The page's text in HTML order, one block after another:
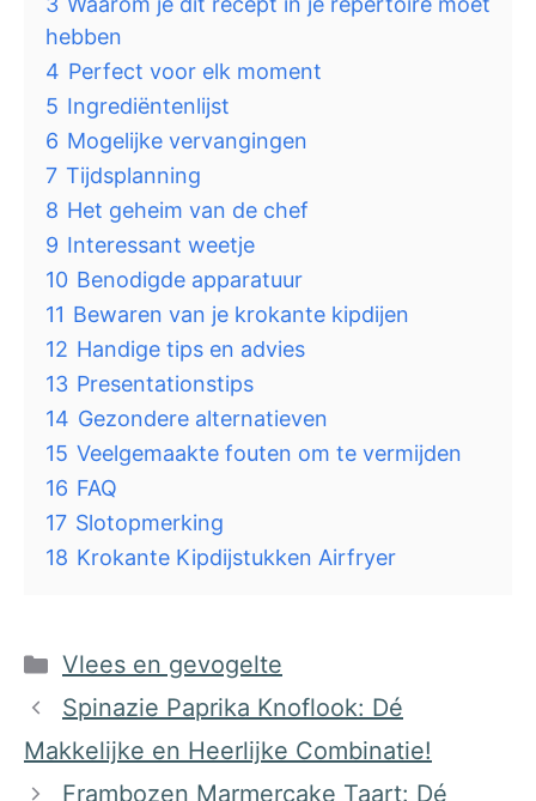
hebben
4 Perfect voor elk moment
5 Ingrediëntenlijst
6 Mogelijke vervangingen
7 Tijdsplanning
8 Het geheim van de chef
9 Interessant weetje
10 Benodigde apparatuur
11 Bewaren van je krokante kipdijen
12 Handige tips en advies
13 Presentationstips
14 Gezondere alternatieven
15 Veelgemaakte fouten om te vermijden
16 FAQ
17 Slotopmerking
18 Krokante Kipdijstukken Airfryer
Categorieën
Vlees en gevogelte
Spinazie Paprika Knoflook: Dé
Makkelijke en Heerlijke Combinatie!
Frambozen Marmercake Taart: Dé